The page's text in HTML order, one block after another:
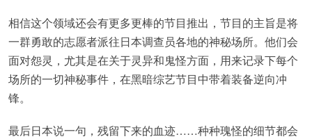
相信这个领域还会有更多更棒的节目推出，节目的主旨是将
一群勇敢的志愿者派往日本调查员各地的神秘场所。他们会
面对怨灵，尤其是在关于灵异和鬼怪方面，用来记录下每个
场所的一切神秘事件，在黑暗综艺节目中带着装备逆向冲
锋。
最后日本说一句，残留下来的血迹……种种瑰怪的细节都会